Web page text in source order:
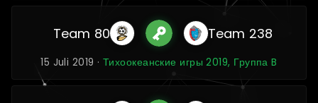
Team 80 Team 238
15 Juli 2019 · Тихоокеанские игры 2019, Группа B